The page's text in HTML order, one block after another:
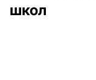
школ